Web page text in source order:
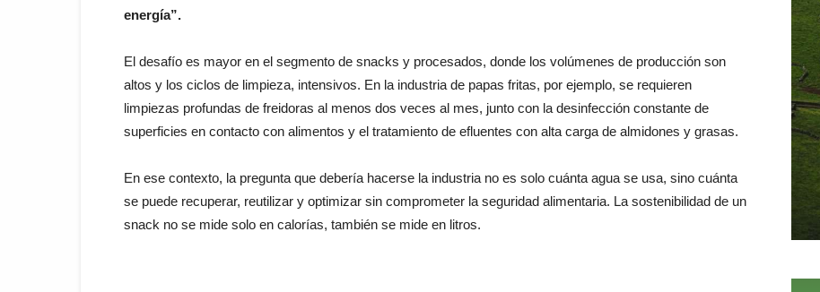
energía”.
El desafío es mayor en el segmento de snacks y procesados, donde los volúmenes de producción son
altos y los ciclos de limpieza, intensivos. En la industria de papas fritas, por ejemplo, se requieren
limpiezas profundas de freidoras al menos dos veces al mes, junto con la desinfección constante de
superficies en contacto con alimentos y el tratamiento de efluentes con alta carga de almidones y grasas.
En ese contexto, la pregunta que debería hacerse la industria no es solo cuánta agua se usa, sino cuánta
se puede recuperar, reutilizar y optimizar sin comprometer la seguridad alimentaria. La sostenibilidad de un
snack no se mide solo en calorías, también se mide en litros.